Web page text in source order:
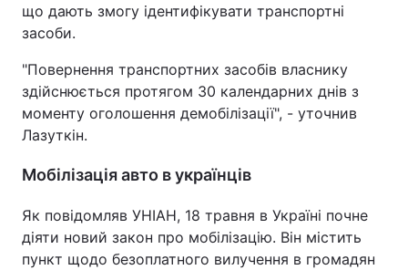
що дають змогу ідентифікувати транспортні
засоби.
"Повернення транспортних засобів власнику
здійснюється протягом 30 календарних днів з
моменту оголошення демобілізації", - уточнив
Лазуткін.
Мобілізація авто в українців
Як повідомляв УНІАН, 18 травня в Україні почне
діяти новий закон про мобілізацію. Він містить
пункт щодо безоплатного вилучення в громадян